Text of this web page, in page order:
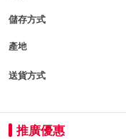
儲存方式
產地
送貨方式
推廣優惠